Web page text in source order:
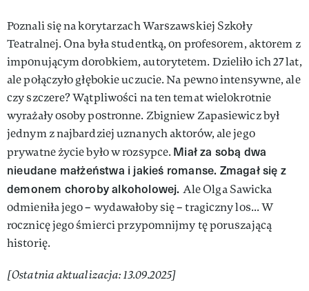
Poznali się na korytarzach Warszawskiej Szkoły
Teatralnej. Ona była studentką, on profesorem, aktorem z
imponującym dorobkiem, autorytetem. Dzieliło ich 27 lat,
ale połączyło głębokie uczucie. Na pewno intensywne, ale
czy szczere? Wątpliwości na ten temat wielokrotnie
wyrażały osoby postronne. Zbigniew Zapasiewicz był
jednym z najbardziej uznanych aktorów, ale jego
prywatne życie było w rozsypce. Miał za sobą dwa
nieudane małżeństwa i jakieś romanse. Zmagał się z
demonem choroby alkoholowej. Ale Olga Sawicka
odmieniła jego – wydawałoby się – tragiczny los... W
rocznicę jego śmierci przypomnijmy tę poruszającą
historię.
[Ostatnia aktualizacja: 13.09.2025]